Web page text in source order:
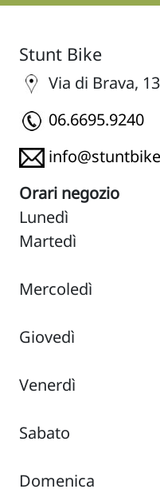
Stunt Bike
Via di Brava,
06.6695.9240
Orari negozio
Lunedì
Martedì
Mercoledì
Giovedì
Venerdì
Sabato
Domenica